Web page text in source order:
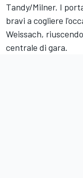
Tandy/Milner. I
bravi a cogliere
Weissach,
centrale di gara.